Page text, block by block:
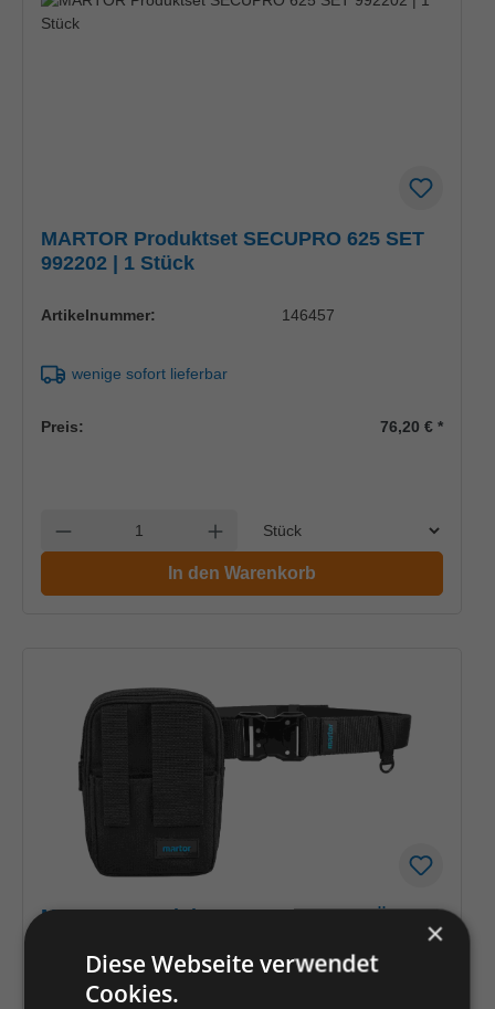
MARTOR Produktset SECUPRO 625 SET
992202 | 1 Stück
Artikelnummer: 146457
wenige sofort lieferbar
Preis: 76,20 €*
Anzahl verringern Anzahl erhöhen
In den Warenkorb
MARTOR Produktset WERKZEUGGÜRTEL
Artikelnummer:
×
Diese Webseite verwendet
Cookies.